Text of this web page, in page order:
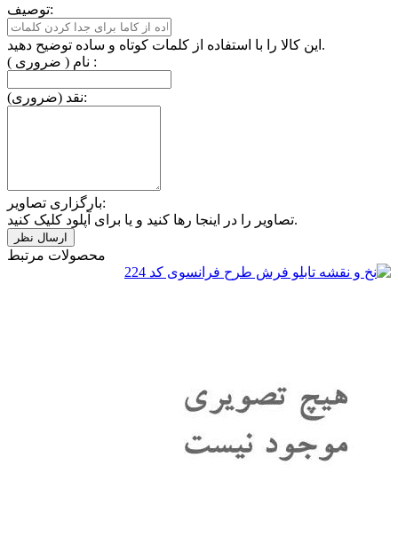
توصیف:
این کالا را با استفاده از کلمات کوتاه و ساده توضیح دهید.
نام ( ضروری ) :
نقد (ضروری):
بارگزاری تصاویر:
تصاویر را در اینجا رها کنید و یا برای آپلود کلیک کنید.
محصولات مرتبط